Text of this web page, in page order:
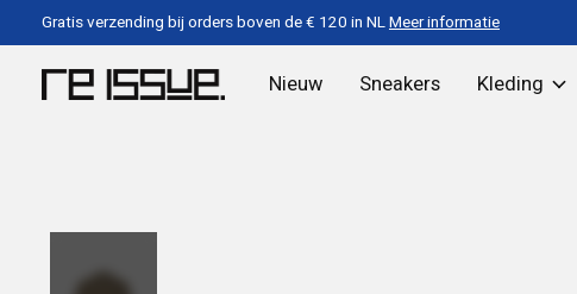
Gratis verzending bij orders boven de € 120 in NLMeer informatie
Nieuw Sneakers Kleding